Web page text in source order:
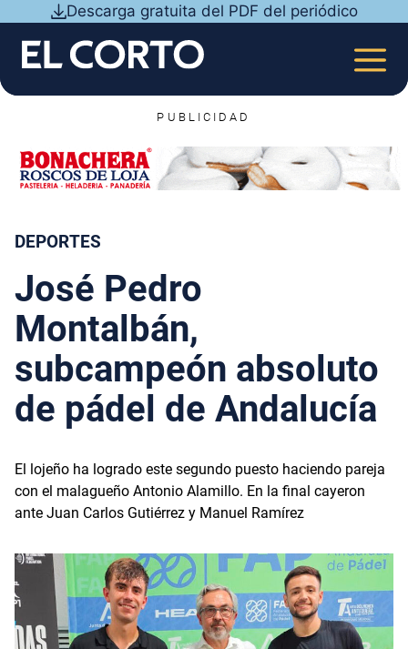
contenido
Descarga gratuita del PDF del periódico
PUBLICIDAD
DEPORTES
José Pedro
Montalbán,
subcampeón absoluto
de pádel de Andalucía
El lojeño ha logrado este segundo puesto haciendo pareja
con el malagueño Antonio Alamillo. En la final cayeron
ante Juan Carlos Gutiérrez y Manuel Ramírez